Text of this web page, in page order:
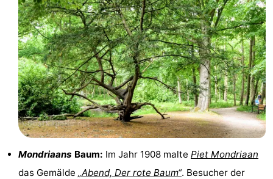
Natur
Oosterschelde
Burgh
Haamstede
Natur
Kop
van
Walcheren
Veere
Oranjezon
Oostkapelle
Mondriaans Baum: Im Jahr 1908 malte Piet Mondriaan
das Gemälde „Abend, Der rote Baum“. Besucher der